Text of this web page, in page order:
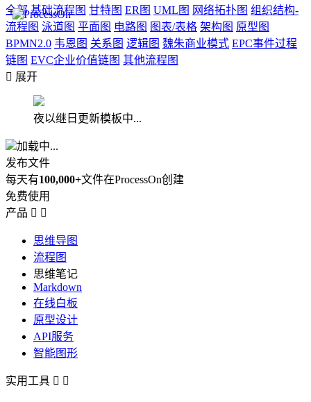
全部 基础流程图 甘特图 ER图 UML图 网络拓扑图 组织结构-
流程图 泳道图 平面图 电路图 图表/表格 架构图 原型图
BPMN2.0 韦恩图 关系图 逻辑图 魏朱商业模式 EPC事件过程
链图 EVC企业价值链图 其他流程图
 展开
夜以继日更新模板中...
加载中...
发布文件
每天有100,000+文件在ProcessOn创建
免费使用
产品  
思维导图
流程图
思维笔记
Markdown
在线白板
原型设计
API服务
智能图形
实用工具  